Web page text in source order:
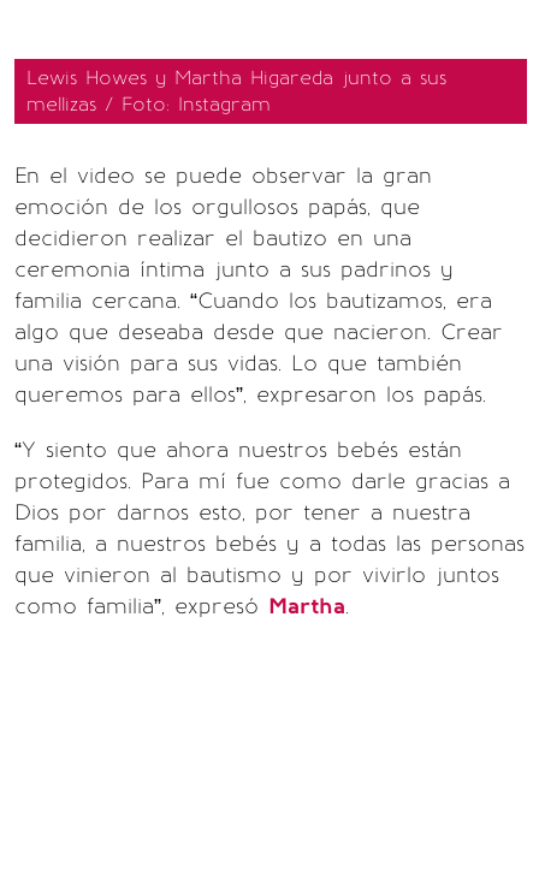
Lewis Howes y Martha Higareda junto a sus
mellizas / Foto: Instagram
En el video se puede observar la gran
emoción de los orgullosos papás, que
decidieron realizar el bautizo en una
ceremonia íntima junto a sus padrinos y
familia cercana. “Cuando los bautizamos, era
algo que deseaba desde que nacieron. Crear
una visión para sus vidas. Lo que también
queremos para ellos”, expresaron los papás.
“Y siento que ahora nuestros bebés están
protegidos. Para mí fue como darle gracias a
Dios por darnos esto, por tener a nuestra
familia, a nuestros bebés y a todas las personas
que vinieron al bautismo y por vivirlo juntos
como familia”, expresó Martha.